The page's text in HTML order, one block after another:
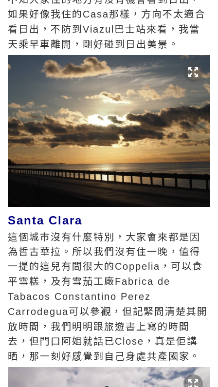
如果好像我住的Casa那樣，方向不太適合
看日出，不防到Viazul 巴士站來看，我當
天乘早車離開，剛好碰到日出美景。
Santa Clara
這個城市沒有什麼特別，大家會來都是因
為哲古華拉。所以我們沒有住一晚，值得
一提的這兒有間很大的Coppelia ，可以食
平雪糕，及有雪茄工廠Fabrica de
Tabacos Constantino Perez
Carrodegua可以參觀，但記緊問清楚其開
放時間，我們明明跟旅遊書上寫的時間
去，但門口阿姐就話已Close ，真是佢講
晒，那一刻好感覺到自己身處共產國家。